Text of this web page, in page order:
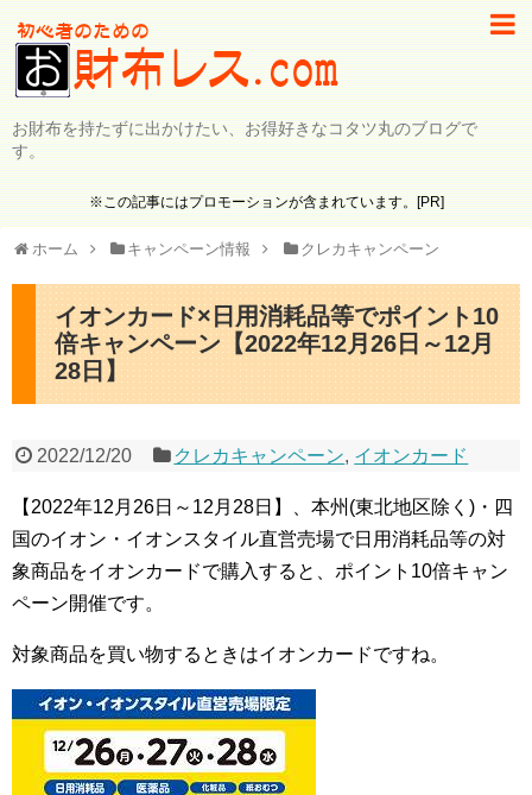
お財布を持たずに出かけたい、お得好きなコタツ丸のブログで
す。
※この記事にはプロモーションが含まれています。[PR]
ホーム キャンペーン情報 クレカキャンペーン
イオンカード×日用消耗品等でポイント10
倍キャンペーン【2022年12月26日～12月
28日】
2022/12/20 クレカキャンペーン, イオンカード
【2022年12月26日～12月28日】、本州(東北地区除く)・四
国のイオン・イオンスタイル直営売場で日用消耗品等の対
象商品をイオンカードで購入すると、ポイント10倍キャン
ペーン開催です。
対象商品を買い物するときはイオンカードですね。